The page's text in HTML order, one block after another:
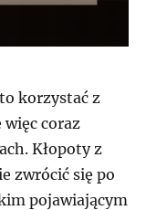
korzystać z
więc coraz
Kłopoty z
zwrócić się po
pojawiającym